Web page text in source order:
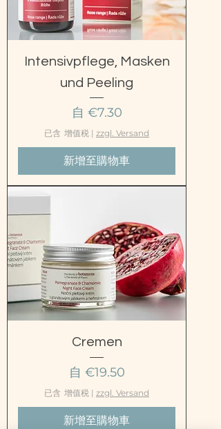
Intensivpflege, Masken
und Peeling
自 €7.30
促銷價格
已含 增值税 | zzgl. Versand
新增至購物車
Cremen
自 €19.50
促銷價格
已含 增值税 | zzgl. Versand
新增至購物車